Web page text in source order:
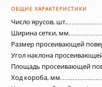
ОБЩИЕ ХАРАКТЕРИСТИКИ
Число ярусов, шт.
Ширина сетки, мм
Размер просеивающей
Угол наклона
Площадь просеивающей
Ход короба, мм